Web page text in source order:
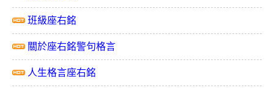
班級座右銘
關於座右銘警句格言
人生格言座右銘